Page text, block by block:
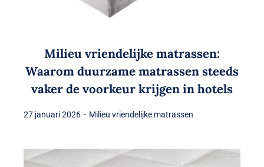
Milieu vriendelijke matrassen:
Waarom duurzame matrassen steeds
vaker de voorkeur krijgen in hotels
27 januari 2026 - Milieu vriendelijke matrassen